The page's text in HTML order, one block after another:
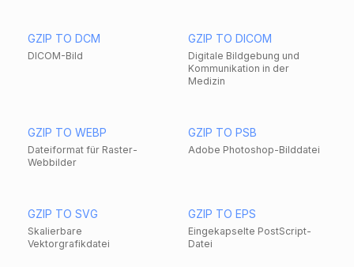
GZIP TO DCM
DICOM-Bild
GZIP TO DICOM
Digitale Bildgebung und
Kommunikation in der
Medizin
GZIP TO WEBP
Dateiformat für Raster-
Webbilder
GZIP TO PSB
Adobe Photoshop-Bilddatei
GZIP TO SVG
Skalierbare
Vektorgrafikdatei
GZIP TO EPS
Eingekapselte PostScript-
Datei